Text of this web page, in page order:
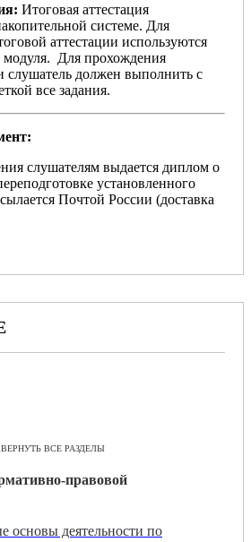
Итоговая аттестация
системе. Для
аттестации используются
модуля. Для прохождения
слушатель должен выполнить с
все задания.
слушателям выдается диплом о
установленного
Почтой России (доставка
ВСЕ РАЗДЕЛЫ
правовой
основы деятельности по